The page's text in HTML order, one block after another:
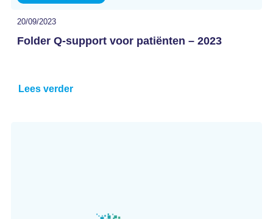
20/09/2023
Folder Q-support voor patiënten – 2023
Lees verder